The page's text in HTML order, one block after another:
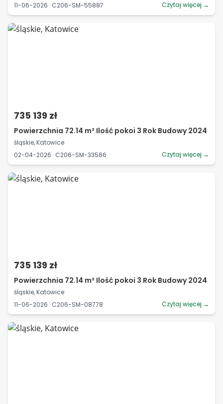
11-06-2026 · C206-SM-55887
Czytaj więcej →
735 139 zł
Powierzchnia 72.14 m² Ilość pokoi 3 Rok Budowy 2024
śląskie, Katowice
02-04-2026 · C206-SM-33586
Czytaj więcej →
735 139 zł
Powierzchnia 72.14 m² Ilość pokoi 3 Rok Budowy 2024
śląskie, Katowice
11-06-2026 · C206-SM-08778
Czytaj więcej →